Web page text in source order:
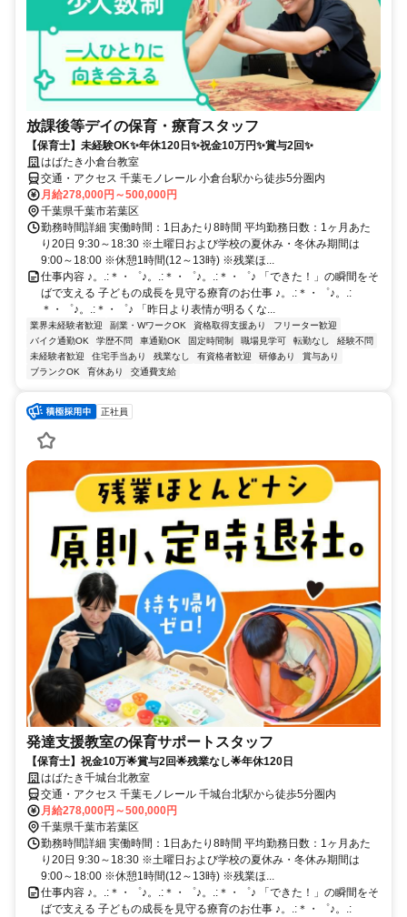
放課後等デイの保育・療育スタッフ
【保育士】未経験OK✨年休120日✨祝金10万円✨賞与2回✨
はばたき小倉台教室
交通・アクセス 千葉モノレール 小倉台駅から徒歩5分圏内
月給278,000円～500,000円
千葉県千葉市若葉区
勤務時間詳細 実働時間：1日あたり8時間 平均勤務日数：1ヶ月あた
り20日 9:30～18:30 ※土曜日および学校の夏休み・冬休み期間は
9:00～18:00 ※休憩1時間(12～13時) ※残業ほ...
仕事内容 ♪。.:＊・゜♪。.:＊・゜♪。.:＊・゜♪ 「できた！」の瞬間をそ
ばで支える 子どもの成長を見守る療育のお仕事 ♪。.:＊・゜♪。.:
＊・゜♪。.:＊・゜♪ 「昨日より表情が明るくな...
業界未経験者歓迎 副業・WワークOK 資格取得支援あり
フリーター歓迎
バイク通勤OK
学歴不問 車通勤OK 固定時間制 職場見学可 転勤なし
経験不問
未経験者歓迎
住宅手当あり 残業なし 有資格者歓迎 研修あり
賞与あり
ブランクOK
育休あり 交通費支給
正社員
発達支援教室の保育サポートスタッフ
【保育士】祝金10万🌟賞与2回🌟残業なし🌟年休120日
はばたき千城台北教室
交通・アクセス 千葉モノレール 千城台北駅から徒歩5分圏内
月給278,000円～500,000円
千葉県千葉市若葉区
勤務時間詳細 実働時間：1日あたり8時間 平均勤務日数：1ヶ月あた
り20日 9:30～18:30 ※土曜日および学校の夏休み・冬休み期間は
9:00～18:00 ※休憩1時間(12～13時) ※残業ほ...
仕事内容 ♪。.:＊・゜♪。.:＊・゜♪。.:＊・゜♪ 「できた！」の瞬間をそ
ばで支える 子どもの成長を見守る療育のお仕事 ♪。.:＊・゜♪。.: